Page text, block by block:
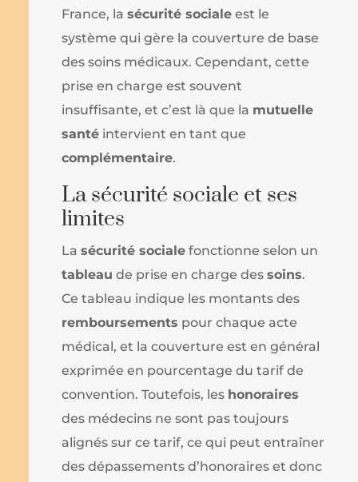
France, lasécurité sociale est le
système qui gère la couverture de base
des soins médicaux. Cependant, cette
prise en charge est souvent
insuffisante, et c’est là que la mutuelle
santé intervient en tant que
complémentaire.
La sécurité sociale et ses
limites
Lasécurité sociale fonctionne selon un
tableau de prise en charge dessoins.
Ce tableau indique les montants des
remboursements pour chaque acte
médical, et la couverture est en général
exprimée en pourcentage du tarif de
convention. Toutefois, les honoraires
des médecins ne sont pas toujours
alignés sur ce tarif, ce qui peut entraîner
des dépassements d’honoraires et donc